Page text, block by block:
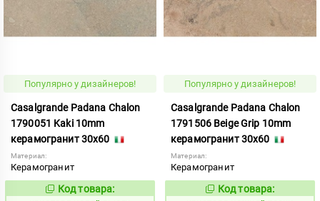
Популярно у дизайнеров!
Casalgrande Padana Chalon
1790051 Kaki 10mm
керамогранит 30x60
Материал:
Керамогранит
820639
Код товара:
Популярно у дизайнеров!
Casalgrande Padana Chalon
1791506 Beige Grip 10mm
керамогранит 30x60
Материал:
Керамогранит
820606
Код товара: